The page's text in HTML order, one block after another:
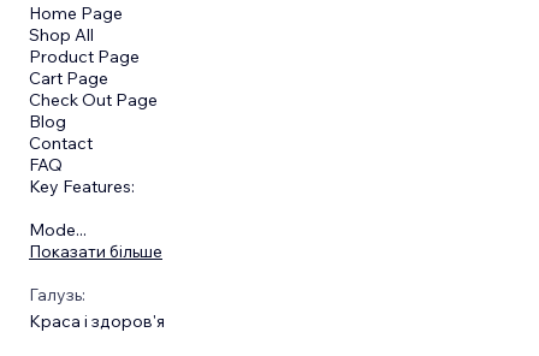
Home Page
Shop All
Product Page
Cart Page
Check Out Page
Blog
Contact
FAQ
Key Features:
Mode...
Показати більше
Галузь:
Краса і здоров'я